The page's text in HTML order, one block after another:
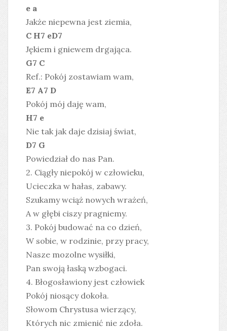
e a
Jakże niepewna jest ziemia,
C H7 eD7
Jękiem i gniewem drgająca.
G7 C
Ref.: Pokój zostawiam wam,
E7 A7 D
Pokój mój daję wam,
H7 e
Nie tak jak daje dzisiaj świat,
D7 G
Powiedział do nas Pan.
2. Ciągły niepokój w człowieku,
Ucieczka w hałas, zabawy.
Szukamy wciąż nowych wrażeń,
A w głębi ciszy pragniemy.
3. Pokój budować na co dzień,
W sobie, w rodzinie, przy pracy,
Nasze mozolne wysiłki,
Pan swoją łaską wzbogaci.
4. Błogosławiony jest człowiek
Pokój niosący dokoła.
Słowom Chrystusa wierzący,
Których nic zmienić nie zdoła.